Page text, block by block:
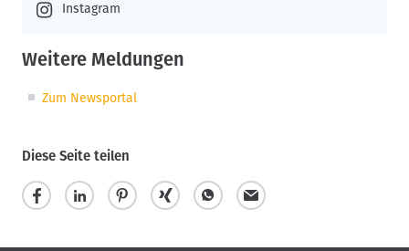
Instagram
Weitere Meldungen
Zum Newsportal
Diese Seite teilen